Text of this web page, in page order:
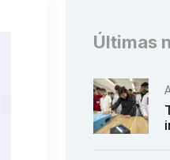
Últimas